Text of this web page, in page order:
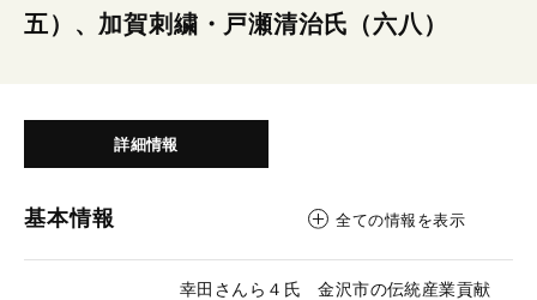
五）、加賀刺繍・戸瀬清治氏（六八）
詳細情報
基本情報 全ての情報を表示
幸田さんら４氏 金沢市の伝統産業貢献